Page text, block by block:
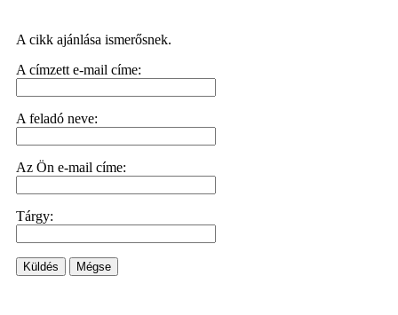
A cikk ajánlása ismerősnek.
A címzett e-mail címe:
A feladó neve:
Az Ön e-mail címe:
Tárgy:
Küldés Mégse